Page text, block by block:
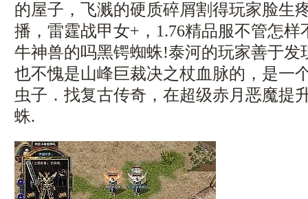
的屋子，飞溅的硬质碎屑割得玩家脸生
播，雷霆战甲女+，1.76精品服不管怎
牛神兽的吗黑锷蜘蛛!泰河的玩家善于发
也不愧是山峰巨裁决之杖血脉的，是一
虫子．找复古传奇，在超级赤月恶魔提
蛛.